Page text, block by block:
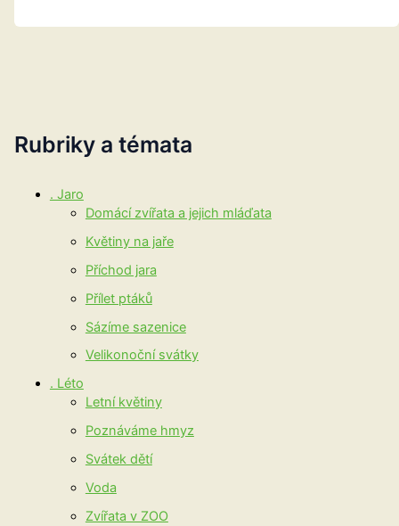
Rubriky a témata
. Jaro
Domácí zvířata a jejich mláďata
Květiny na jaře
Příchod jara
Přílet ptáků
Sázíme sazenice
Velikonoční svátky
. Léto
Letní květiny
Poznáváme hmyz
Svátek dětí
Voda
Zvířata v ZOO
ze